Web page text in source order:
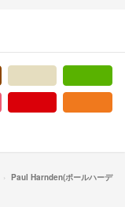
Paul Harnden(ポールハーデ